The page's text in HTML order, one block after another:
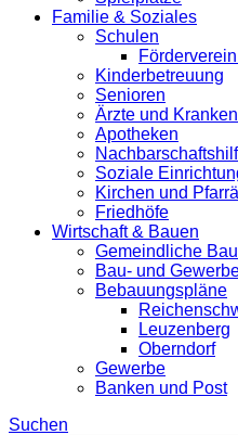
Familie & Soziales
Schulen
Kinderbetreuung
Senioren
Ärzte und
Apotheken
Soziale
Kirchen und
Friedhöfe
Wirtschaft & Bauen
Gemeindliche
Bau- und
Bebauungspläne
Leuzenberg
Oberndorf
Gewerbe
Banken und Post
Suchen